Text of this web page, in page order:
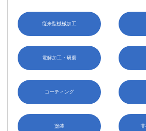
従来型機械加工
電解加工・研磨
コーティング
塗装